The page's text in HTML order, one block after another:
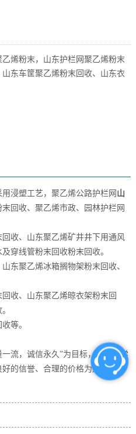
烯粉末，山东护栏网聚乙烯粉末
东车筐聚乙烯粉末回收、山东衣
浸塑工艺，聚乙烯公路护栏网 山
末回收、 聚乙烯市政、园林护栏网
收、山东聚乙烯矿井井下用通风
及穿线管粉末回收粉末回收。
山东聚乙烯冰箱搁物架粉末回收、
回收、山东聚乙烯晾衣架粉末回
。
等。
流，诚信永久”为目标，实行科学
的信誉、合理的价格为用户提供